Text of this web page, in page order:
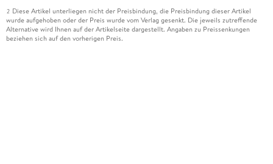
2 Diese Artikel unterliegen nicht der Preisbindung, die Preisbindung dieser Artikel
wurde aufgehoben oder der Preis wurde vom Verlag gesenkt. Die jeweils zutreffende
Alternative wird Ihnen auf der Artikelseite dargestellt. Angaben zu Preissenkungen
beziehen sich auf den vorherigen Preis.